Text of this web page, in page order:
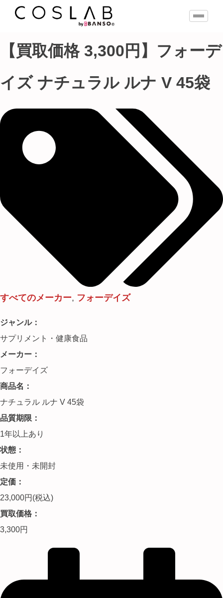
【買取価格 3,300円】フォーデ
イズ ナチュラル ルナ V 45袋
すべてのメーカー, フォーデイズ
ジャンル：
サプリメント・健康食品
メーカー：
フォーデイズ
商品名：
ナチュラル ルナ V 45袋
品質期限：
1年以上あり
状態：
未使用・未開封
定価：
23,000円(税込)
買取価格：
3,300円